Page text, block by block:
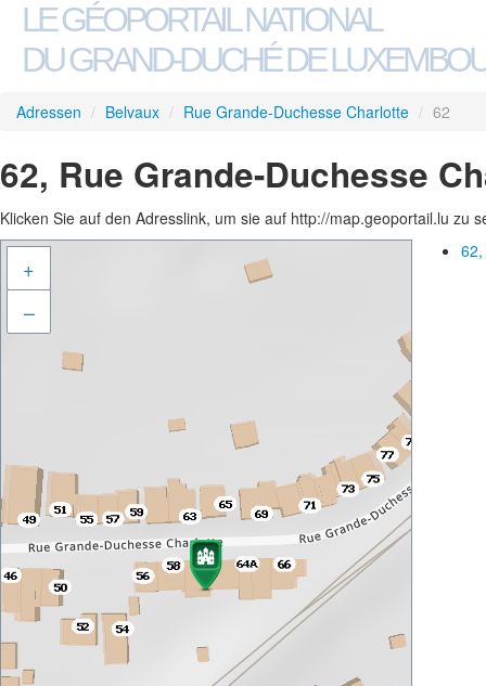
LE GÉOPORTAIL NATIONAL
DU GRAND-DUCHÉ DE
Adressen / Belvaux / Rue Grande-Duchesse Charlotte / 62
62, Rue Grande-Duchesse
Klicken Sie auf den Adresslink, um sie auf http://map.geoportail.lu zu
+
–